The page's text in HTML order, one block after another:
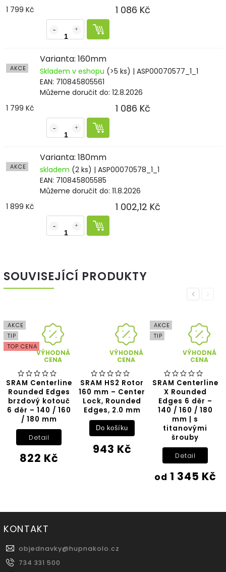
1 799 Kč
1 086 Kč
AKCE
Varianta: 160mm
Skladem v eshopu (>5 ks) | ASP00070577_1_1
EAN: 710845805561
Můžeme doručit do: 12.8.2026
1 799 Kč
1 086 Kč
AKCE
Varianta: 180mm
skladem (2 ks) | ASP00070578_1_1
EAN: 710845805585
Můžeme doručit do: 11.8.2026
1 899 Kč
1 002,12 Kč
SOUVISEJÍCÍ PRODUKTY
Previous
AKCE
TIP
TOP CENA
VÝHODNÁ
CENA
SRAM Centerline
Rounded Edges
brzdový kotouč
6 děr – 140 / 160
/ 180 mm
822 Kč
Detail
VÝHODNÁ
CENA
SRAM HS2 Rotor
160 mm – Center
Lock, Rounded
Edges, 2.0 mm
943 Kč
Do košíku
AKCE
TIP
VÝHODNÁ
CENA
SRAM Centerline
X Rounded
Edges 6 děr –
140 / 160 / 180
mm | s
titanovými
šrouby
od 1 345 Kč
Detail
Next
KONTAKT
objednavky@hupnakolo.cz
734 331 500